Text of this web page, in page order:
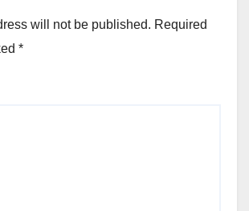
will not be published. Required
*